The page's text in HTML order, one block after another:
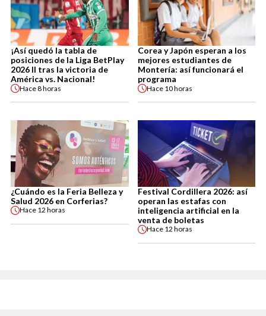
¡Así quedó la tabla de
posiciones de la Liga BetPlay
2026 II tras la victoria de
América vs. Nacional!
Hace8 horas
Corea y Japón esperan a los
mejores estudiantes de
Montería: así funcionará el
programa
Hace 10 horas
¿Cuándo es la Feria Belleza y
Salud 2026 en Corferias?
Hace 12 horas
Festival Cordillera 2026: así
operan las estafas con
inteligencia artificial en la
venta de boletas
Hace 12 horas